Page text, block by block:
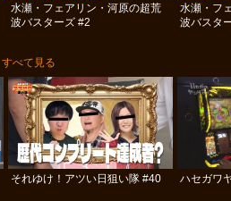
水瀬・フェアリン・河原の超荒
波バスターズ #2
水瀬・フ
波バスタ
すべて見る
それゆけ！アツい日狙い隊 #40 ハセガワ